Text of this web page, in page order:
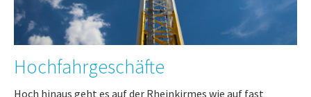
Hochfahrgeschäfte
Hoch hinaus geht es auf der Rheinkirmes wie auf fast